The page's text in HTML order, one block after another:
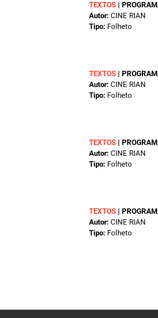
TEXTOS |
Autor: CINE RIAN
Tipo: Folheto
TEXTOS |
Autor: CINE RIAN
Tipo: Folheto
TEXTOS |
Autor: CINE RIAN
Tipo: Folheto
TEXTOS |
Autor: CINE RIAN
Tipo: Folheto